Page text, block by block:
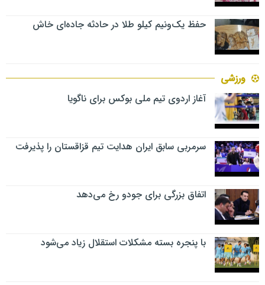
حفظ یک‌ونیم کیلو طلا در حادثه جاده‌ای خاش
ورزشی
آغاز اردوی تیم ملی بوکس برای ناگویا
سرمربی سابق ایران هدایت تیم قزاقستان را پذیرفت
اتفاق بزرگی برای جودو رخ می‌دهد
با پنجره بسته مشکلات استقلال زیاد می‌شود